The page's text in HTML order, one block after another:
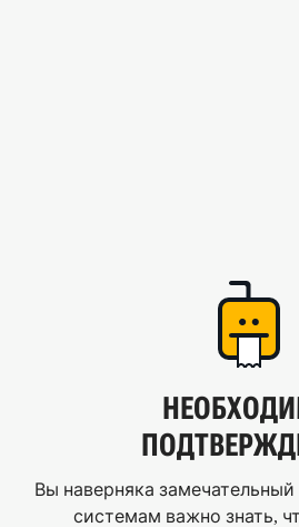
Вы наверняка
системам важно знать,